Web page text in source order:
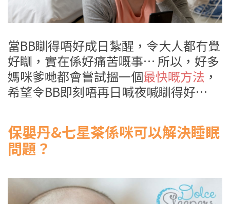
當BB瞓得唔好成日紮醒，令大人都冇覺
好瞓，實在係好痛苦嘅事… 所以，好多
媽咪爹哋都會嘗試搵一個最快嘅方法 ，
希望令BB即刻唔再日喊夜喊瞓得好…
保嬰丹&七星茶係咪可以解決睡眠
問題？